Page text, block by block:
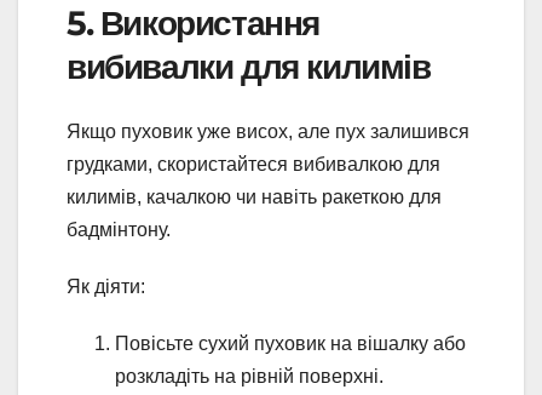
5. Використання
вибивалки для килимів
Якщо пуховик уже висох, але пух залишився
грудками, скористайтеся вибивалкою для
килимів, качалкою чи навіть ракеткою для
бадмінтону.
Як діяти:
Повісьте сухий пуховик на вішалку або
розкладіть на рівній поверхні.